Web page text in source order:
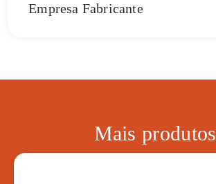
Empresa Fabricante
Mais produtos